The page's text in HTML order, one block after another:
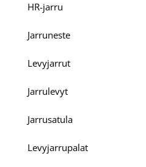
HR-jarru
Jarruneste
Levyjarrut
Jarrulevyt
Jarrusatula
Levyjarrupalat